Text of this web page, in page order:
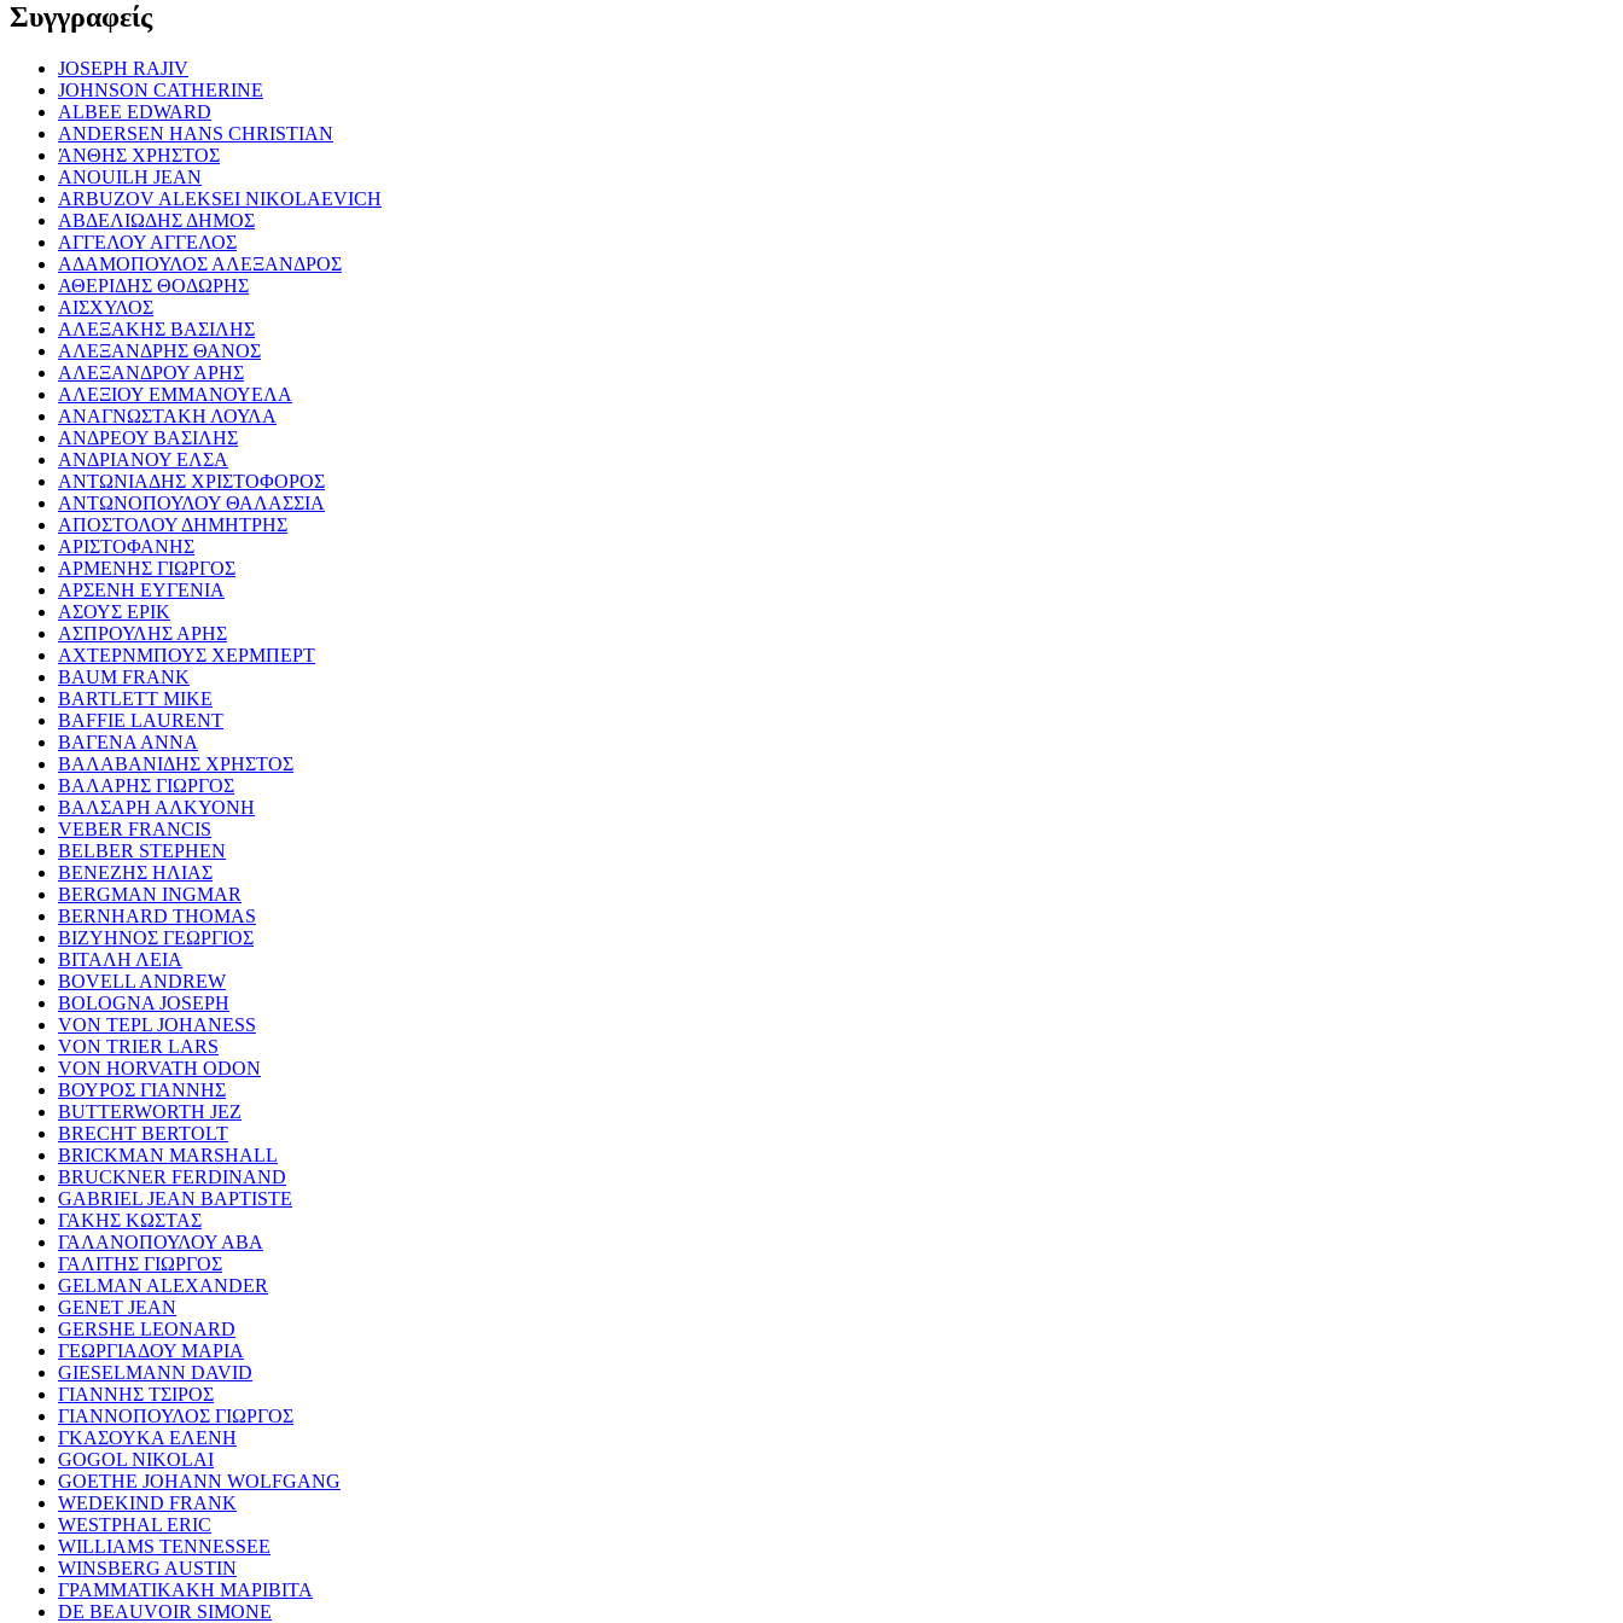
Συγγραφείς
JOSEPH RAJIV
JOHNSON CATHERINE
ALBEE EDWARD
ANDERSEN HANS CHRISTIAN
ΆΝΘΗΣ ΧΡΗΣΤΟΣ
ANOUILH JEAN
ARBUZOV ALEKSEI NIKOLAEVICH
ΑΒΔΕΛΙΩΔΗΣ ΔΗΜΟΣ
ΑΓΓΕΛΟΥ ΑΓΓΕΛΟΣ
ΑΔΑΜΟΠΟΥΛΟΣ ΑΛΕΞΑΝΔΡΟΣ
ΑΘΕΡΙΔΗΣ ΘΟΔΩΡΗΣ
ΑΙΣΧΥΛΟΣ
ΑΛΕΞΑΚΗΣ ΒΑΣΙΛΗΣ
ΑΛΕΞΑΝΔΡΗΣ ΘΑΝΟΣ
ΑΛΕΞΑΝΔΡΟΥ ΑΡΗΣ
ΑΛΕΞΙΟΥ ΕΜΜΑΝΟΥΕΛΑ
ΑΝΑΓΝΩΣΤΑΚΗ ΛΟΥΛΑ
ΑΝΔΡΕΟΥ ΒΑΣΙΛΗΣ
ΑΝΔΡΙΑΝΟΥ ΕΛΣΑ
ΑΝΤΩΝΙΑΔΗΣ ΧΡΙΣΤΟΦΟΡΟΣ
ΑΝΤΩΝΟΠΟΥΛΟΥ ΘΑΛΑΣΣΙΑ
ΑΠΟΣΤΟΛΟΥ ΔΗΜΗΤΡΗΣ
ΑΡΙΣΤΟΦΑΝΗΣ
ΑΡΜΕΝΗΣ ΓΙΩΡΓΟΣ
ΑΡΣΕΝΗ ΕΥΓΕΝΙΑ
ΑΣΟΥΣ ΕΡΙΚ
ΑΣΠΡΟΥΛΗΣ ΑΡΗΣ
ΑΧΤΕΡΝΜΠΟΥΣ ΧΕΡΜΠΕΡΤ
BAUM FRANK
BARTLETT MIKE
BAFFIE LAURENT
ΒΑΓΕΝΑ ΑΝΝΑ
ΒΑΛΑΒΑΝΙΔΗΣ ΧΡΗΣΤΟΣ
ΒΑΛΑΡΗΣ ΓΙΩΡΓΟΣ
ΒΑΛΣΑΡΗ ΑΛΚΥΟΝΗ
VEBER FRANCIS
BELBER STEPHEN
ΒΕΝΕΖΗΣ ΗΛΙΑΣ
BERGMAN INGMAR
BERNHARD THOMAS
ΒΙΖΥΗΝΟΣ ΓΕΩΡΓΙΟΣ
ΒΙΤΑΛΗ ΛΕΙΑ
BOVELL ANDREW
BOLOGNA JOSEPH
VON TEPL JOHANESS
VON TRIER LARS
VON HORVATH ODON
ΒΟΥΡΟΣ ΓΙΑΝΝΗΣ
BUTTERWORTH JEZ
BRECHT BERTOLT
BRICKMAN MARSHALL
BRUCKNER FERDINAND
GABRIEL JEAN BAPTISTE
ΓΑΚΗΣ ΚΩΣΤΑΣ
ΓΑΛΑΝΟΠΟΥΛΟΥ ΑΒΑ
ΓΑΛΙΤΗΣ ΓΙΩΡΓΟΣ
GELMAN ALEXANDER
GENET JEAN
GERSHE LEONARD
ΓΕΩΡΓΙΑΔΟΥ ΜΑΡΙΑ
GIESELMANN DAVID
ΓΙΑΝΝΗΣ ΤΣΙΡΟΣ
ΓΙΑΝΝΟΠΟΥΛΟΣ ΓΙΩΡΓΟΣ
ΓΚΑΣΟΥΚΑ ΕΛΕΝΗ
GOGOL NIKOLAI
GOETHE JOHANN WOLFGANG
WEDEKIND FRANK
WESTPHAL ERIC
WILLIAMS TENNESSEE
WINSBERG AUSTIN
ΓΡΑΜΜΑΤΙΚΑΚΗ ΜΑΡΙΒΙΤΑ
DE BEAUVOIR SIMONE